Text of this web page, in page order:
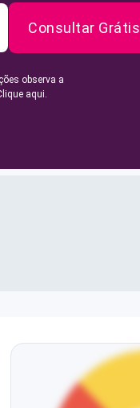
Consultar Grátis
observa a
aqui.